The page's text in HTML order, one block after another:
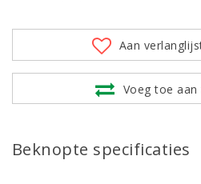
Aan
Voeg toe
Beknopte specificaties